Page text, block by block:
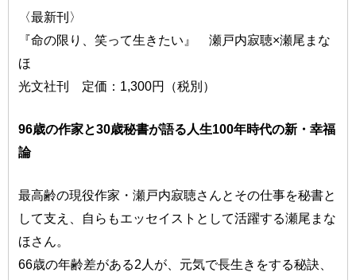
〈最新刊〉
『命の限り、笑って生きたい』 瀬戸内寂聴×瀬尾まな
ほ
光文社刊 定価：1,300円（税別）
96歳の作家と30歳秘書が語る人生100年時代の新・幸福
論
最高齢の現役作家・瀬戸内寂聴さんとその仕事を秘書と
して支え、自らもエッセイストとして活躍する瀬尾まな
ほさん。
66歳の年齢差がある2人が、元気で長生きをする秘訣、